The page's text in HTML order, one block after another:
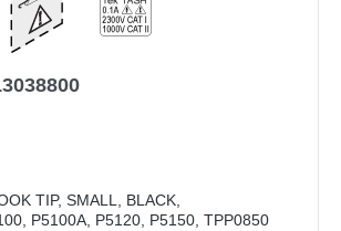
TIP, SMALL, BLACK,
P5100A, P5120, P5150, TPP0850